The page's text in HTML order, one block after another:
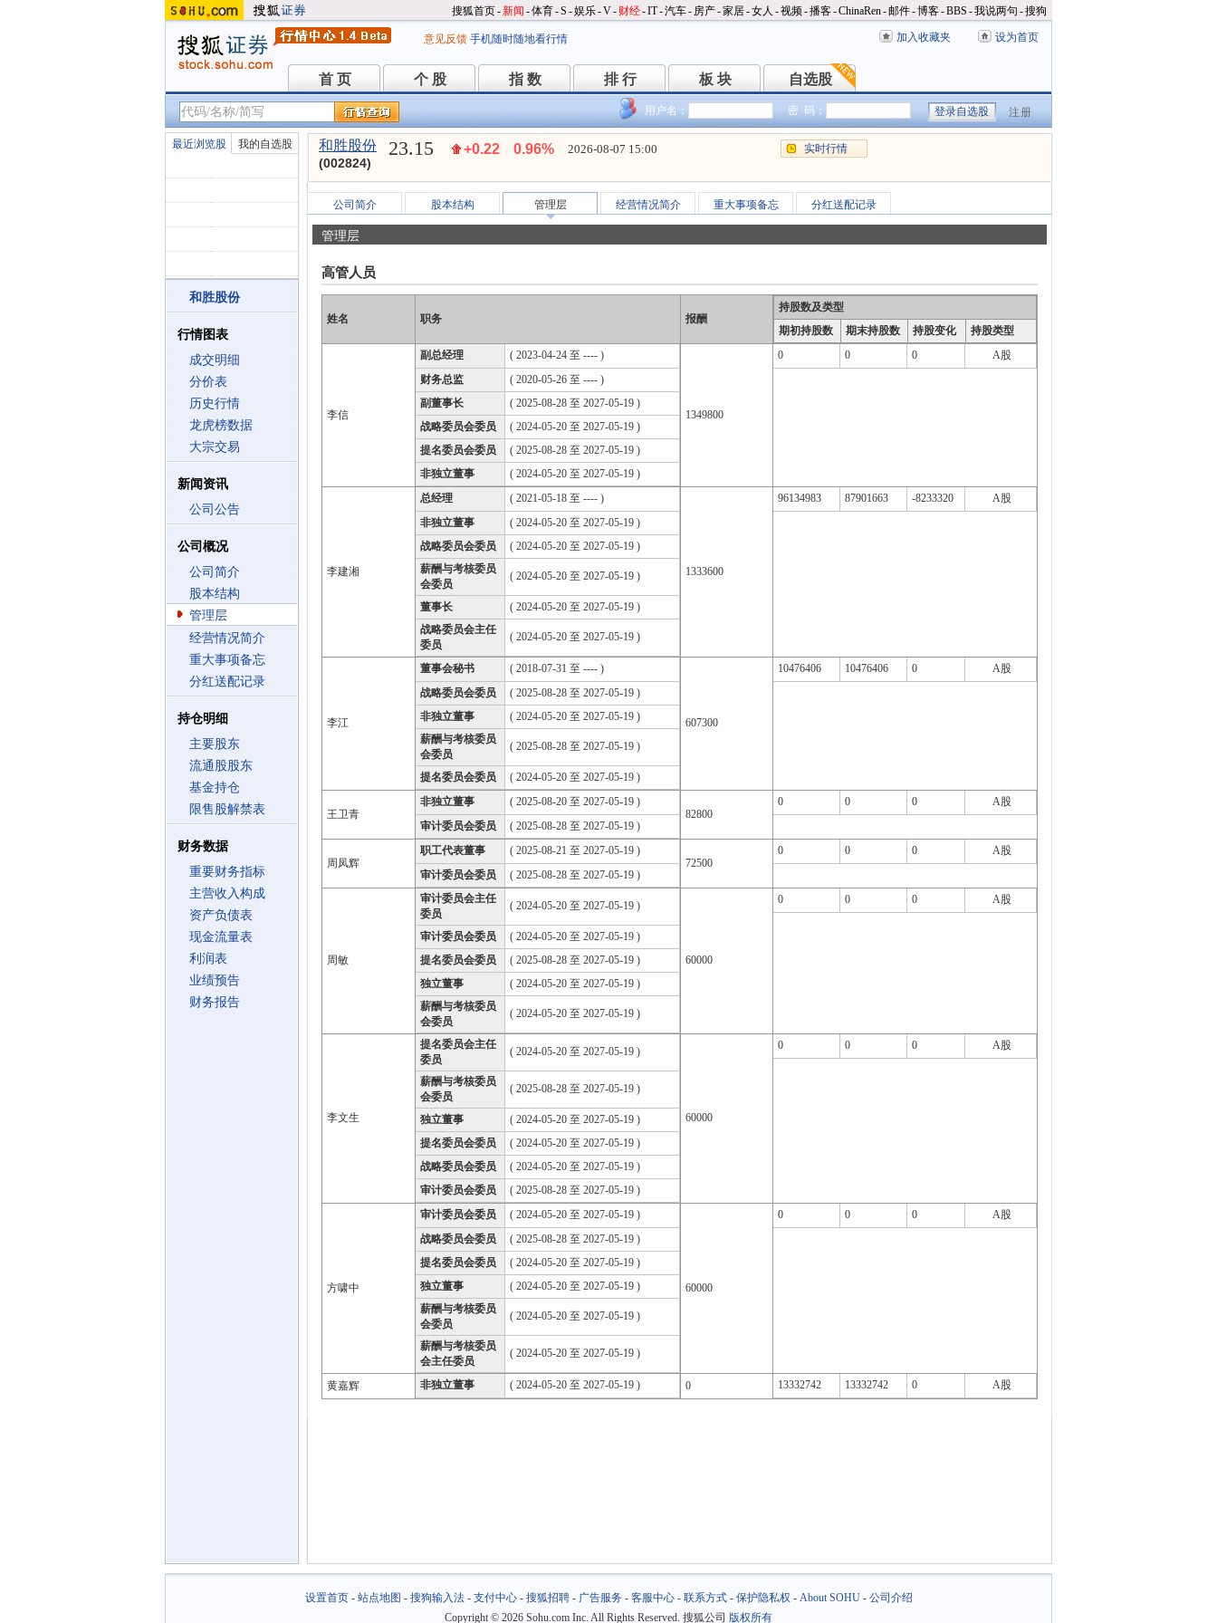
搜狐首页-新闻 -体育-S -娱乐-V- 财经-IT-汽车- 房产-家居-女人 -视频-播客-ChinaRen-邮件-博客-BBS -我说两句 -搜狗
意见反馈 手机随时随地看行情 加入收藏夹 设为首页
首 页
首 页 个 股
个 股 指 数
指 数 排 行
排 行 板 块
板 块 自选股
自选股
用户名： 密 码： 注册
最近浏览股 我的自选股
和胜股份
行情图表
成交明细
分价表
历史行情
龙虎榜数据
大宗交易
新闻资讯
公司公告
公司概况
公司简介
股本结构
管理层
经营情况简介
重大事项备忘
分红送配记录
持仓明细
主要股东
流通股股东
基金持仓
限售股解禁表
财务数据
重要财务指标
主营收入构成
资产负债表
现金流量表
利润表
业绩预告
财务报告
和胜股份
(002824)
23.15 +0.22 0.96% 2026-08-07 15:00 实时行情
公司简介 股本结构 管理层 经营情况简介 重大事项备忘 分红送配记录
管理层
高管人员
姓名 职务 报酬
持股数及类型
期初持股数
期末持股数 持股变化 持股类型
李信
副总经理
( 2023-04-24 至 ---- )
财务总监
( 2020-05-26 至 ---- )
副董事长
( 2025-08-28 至 2027-05-19 )
战略委员会委员
( 2024-05-20 至 2027-05-19 )
提名委员会委员
( 2025-08-28 至 2027-05-19 )
非独立董事
( 2024-05-20 至 2027-05-19 )
1349800
0 0 0 A股
李建湘
总经理
( 2021-05-18 至 ---- )
非独立董事
( 2024-05-20 至 2027-05-19 )
战略委员会委员
( 2024-05-20 至 2027-05-19 )
薪酬与考核委员
会委员
( 2024-05-20 至 2027-05-19 )
董事长
( 2024-05-20 至 2027-05-19 )
战略委员会主任
委员
( 2024-05-20 至 2027-05-19 )
1333600
96134983 87901663 -8233320 A股
李江
董事会秘书
( 2018-07-31 至 ---- )
战略委员会委员
( 2025-08-28 至 2027-05-19 )
非独立董事
( 2024-05-20 至 2027-05-19 )
薪酬与考核委员
会委员
( 2025-08-28 至 2027-05-19 )
提名委员会委员 ( 2024-05-20 至 2027-05-19 )
607300
10476406 10476406 0 A股
王卫青
非独立董事
( 2025-08-20 至 2027-05-19 )
审计委员会委员
( 2025-08-28 至 2027-05-19 )
82800
0 0 0 A股
周凤辉
职工代表董事
( 2025-08-21 至 2027-05-19 )
审计委员会委员
( 2025-08-28 至 2027-05-19 )
72500
0 0 0 A股
周敏
审计委员会主任
委员
( 2024-05-20 至 2027-05-19 )
审计委员会委员
( 2024-05-20 至 2027-05-19 )
提名委员会委员
( 2025-08-28 至 2027-05-19 )
独立董事
( 2024-05-20 至 2027-05-19 )
薪酬与考核委员
会委员
( 2024-05-20 至 2027-05-19 )
60000
0 0 0 A股
李文生
提名委员会主任
委员
( 2024-05-20 至 2027-05-19 )
薪酬与考核委员
会委员
( 2025-08-28 至 2027-05-19 )
独立董事
( 2024-05-20 至 2027-05-19 )
提名委员会委员
( 2024-05-20 至 2027-05-19 )
战略委员会委员
( 2024-05-20 至 2027-05-19 )
审计委员会委员
( 2025-08-28 至 2027-05-19 )
60000
0 0 0 A股
方啸中
审计委员会委员
( 2024-05-20 至 2027-05-19 )
战略委员会委员
( 2025-08-28 至 2027-05-19 )
提名委员会委员
( 2024-05-20 至 2027-05-19 )
独立董事
( 2024-05-20 至 2027-05-19 )
薪酬与考核委员
会委员
( 2024-05-20 至 2027-05-19 )
薪酬与考核委员
会主任委员
( 2024-05-20 至 2027-05-19 )
60000
0 0 0 A股
黄嘉辉 非独立董事 ( 2024-05-20 至 2027-05-19 ) 0 13332742 13332742 0 A股
设置首页- 站点地图 - 搜狗输入法- 支付中心- 搜狐招聘- 广告服务- 客服中心- 联系方式- 保护隐私权 - About SOHU- 公司介绍
Copyright © 2026 Sohu.com Inc. All Rights Reserved. 搜狐公司 版权所有